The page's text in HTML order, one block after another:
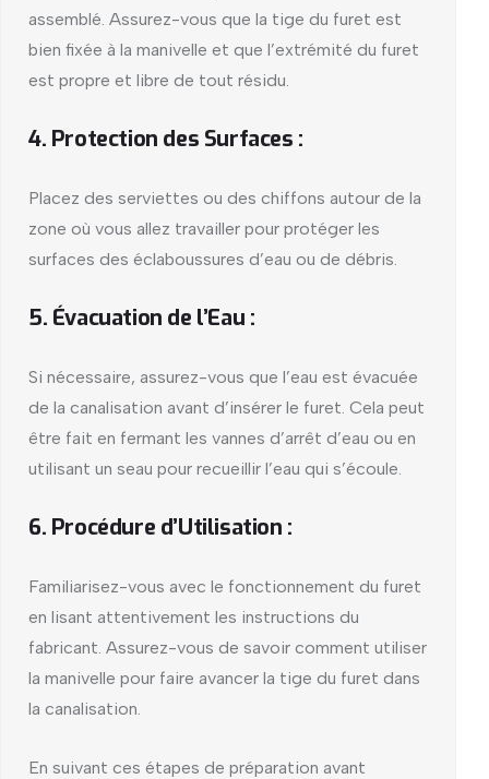
assemblé. Assurez-vous que la tige du furet est
bien fixée à la manivelle et que l’extrémité du furet
est propre et libre de tout résidu.
4. Protection des Surfaces :
Placez des serviettes ou des chiffons autour de la
zone où vous allez travailler pour protéger les
surfaces des éclaboussures d’eau ou de débris.
5. Évacuation de l’Eau :
Si nécessaire, assurez-vous que l’eau est évacuée
de la canalisation avant d’insérer le furet. Cela peut
être fait en fermant les vannes d’arrêt d’eau ou en
utilisant un seau pour recueillir l’eau qui s’écoule.
6. Procédure d’Utilisation :
Familiarisez-vous avec le fonctionnement du furet
en lisant attentivement les instructions du
fabricant. Assurez-vous de savoir comment utiliser
la manivelle pour faire avancer la tige du furet dans
la canalisation.
En suivant ces étapes de préparation avant